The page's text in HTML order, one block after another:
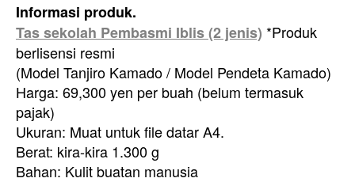
Informasi produk.
Tas sekolah Pembasmi Iblis (2 jenis) *Produk
berlisensi resmi
(Model Tanjiro Kamado / Model Pendeta Kamado)
Harga: 69,300 yen per buah (belum termasuk
pajak)
Ukuran: Muat untuk file datar A4.
Berat: kira-kira 1.300 g
Bahan: Kulit buatan manusia